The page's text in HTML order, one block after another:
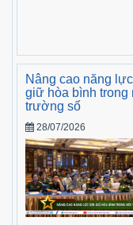
Nâng cao năng
giữ hòa bình trong
trường số
28/07/2026